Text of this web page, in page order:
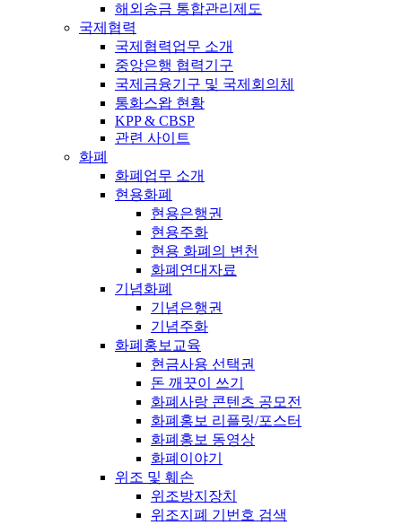
해외송금 통합관리제도
국제협력
국제협력업무 소개
중앙은행 협력기구
국제금융기구 및 국제회의체
통화스왑 현황
KPP & CBSP
관련 사이트
화폐
화폐업무 소개
현용화폐
현용은행권
현용주화
현용 화폐의 변천
화폐연대자료
기념화폐
기념은행권
기념주화
화폐홍보교육
현금사용 선택권
돈 깨끗이 쓰기
화폐사랑 콘텐츠 공모전
화폐홍보 리플릿/포스터
화폐홍보 동영상
화폐이야기
위조 및 훼손
위조방지장치
위조지폐 기번호 검색